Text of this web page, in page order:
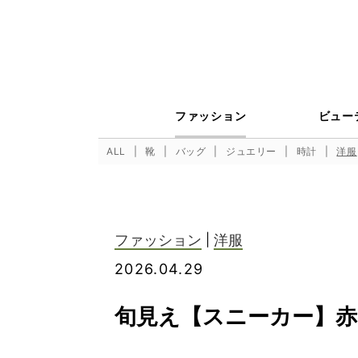
ファッション ビュー
ALL 靴 バッグ ジュエリー 時計 洋服
ファッション
洋服
2026.04.29
旬見え【スニーカー】